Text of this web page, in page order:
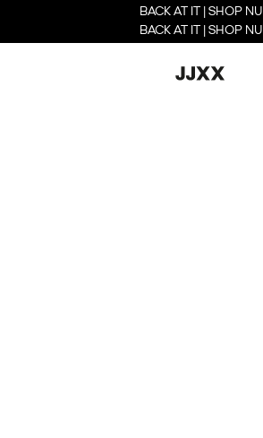
BACK AT IT | SHOP NU
BACK AT IT | SHOP NU